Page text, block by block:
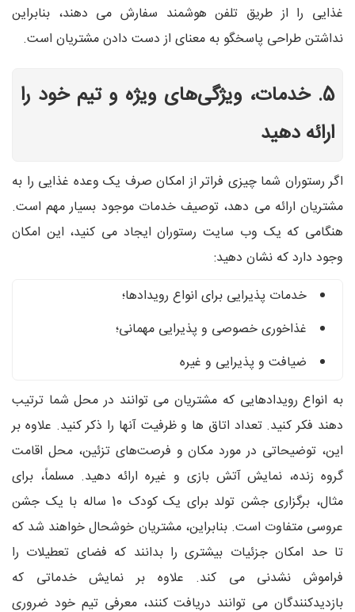
غذایی را از طریق تلفن هوشمند سفارش می دهند، بنابراین
نداشتن طراحی پاسخگو به معنای از دست دادن مشتریان است.
5. خدمات، ویژگی‌های ویژه و تیم خود را
ارائه دهید
اگر رستوران شما چیزی فراتر از امکان صرف یک وعده غذایی را به
مشتریان ارائه می دهد، توصیف خدمات موجود بسیار مهم است.
هنگامی که یک وب سایت رستوران ایجاد می کنید، این امکان
وجود دارد که نشان دهید:
خدمات پذیرایی برای انواع رویدادها؛
غذاخوری خصوصی و پذیرایی مهمانی؛
ضیافت و پذیرایی و غیره
به انواع رویدادهایی که مشتریان می توانند در محل شما ترتیب
دهند فکر کنید. تعداد اتاق ها و ظرفیت آنها را ذکر کنید. علاوه بر
این، توضیحاتی در مورد مکان و فرصت‌های تزئین، محل اقامت
گروه زنده، نمایش آتش بازی و غیره ارائه دهید. مسلماً، برای
مثال، برگزاری جشن تولد برای یک کودک 10 ساله با یک جشن
عروسی متفاوت است. بنابراین، مشتریان خوشحال خواهند شد که
تا حد امکان جزئیات بیشتری را بدانند که فضای تعطیلات را
فراموش نشدنی می کند. علاوه بر نمایش خدماتی که
بازدیدکنندگان می توانند دریافت کنند، معرفی تیم خود ضروری